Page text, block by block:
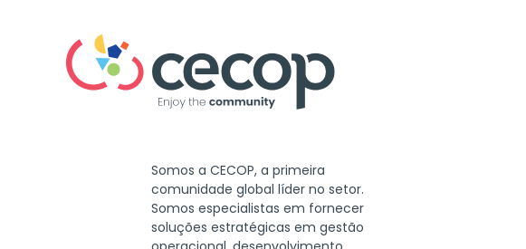
Somos a CECOP, a primeira
comunidade global líder no setor.
Somos especialistas em fornecer
soluções estratégicas em gestão